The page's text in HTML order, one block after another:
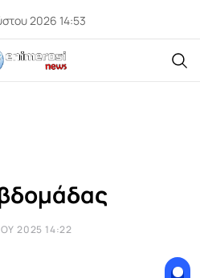
2026 14:53
2025 14:22